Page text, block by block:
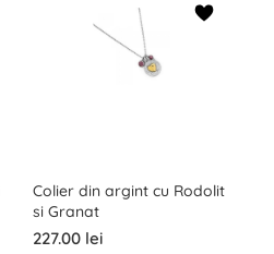
Colier din argint cu Rodolit
si Granat
227.00 lei